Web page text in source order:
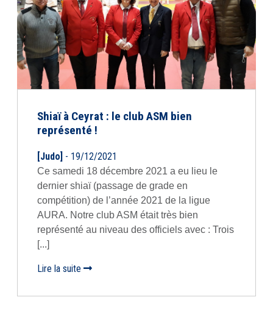
Shiaï à Ceyrat : le club ASM bien
représenté !
[Judo] - 19/12/2021
Ce samedi 18 décembre 2021 a eu lieu le
dernier shiaï (passage de grade en
compétition) de l’année 2021 de la ligue
AURA. Notre club ASM était très bien
représenté au niveau des officiels avec : Trois
[...]
Lire la suite